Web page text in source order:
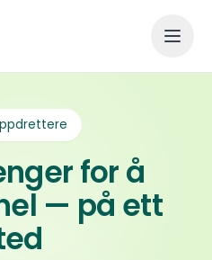
for å
— på ett